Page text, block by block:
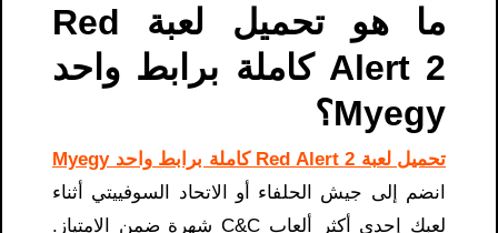
ما هو تحميل لعبة Red
Alert 2 كاملة برابط واحد
Myegy؟
تحميل لعبة Red Alert 2 كاملة برابط واحد Myegy
انضم إلى جيش الحلفاء أو الاتحاد السوفييتي أثناء
لعبك إحدى أكثر ألعاب C&C شهرة ضمن الامتياز.